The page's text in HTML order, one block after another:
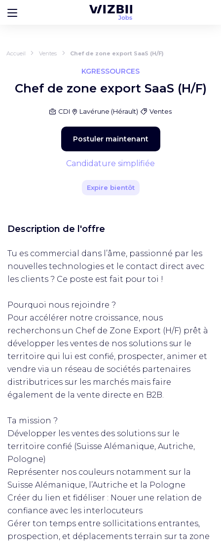
Accueil Ventes Chef de zone export SaaS (H/F)
KGRESSOURCES
Chef de zone export SaaS (H/F)
CDI Lavérune (Hérault) Ventes
Postuler maintenant
Candidature simplifiée
Expire bientôt
Description de l'offre
Tu es commercial dans l’âme, passionné par les
nouvelles technologies et le contact direct avec
les clients ? Ce poste est fait pour toi !
Pourquoi nous rejoindre ?
Pour accélérer notre croissance, nous
recherchons un Chef de Zone Export (H/F) prêt à
développer les ventes de nos solutions sur le
territoire qui lui est confié, prospecter, animer et
vendre via un réseau de sociétés partenaires
distributrices sur les marchés mais faire
également de la vente directe en B2B.
Ta mission ?
Développer les ventes des solutions sur le
territoire confié (Suisse Alémanique, Autriche,
Pologne)
Représenter nos couleurs notamment sur la
Suisse Alémanique, l’Autriche et la Pologne
Créer du lien et fidéliser : Nouer une relation de
confiance avec les interlocuteurs
Gérer ton temps entre sollicitations entrantes,
prospection, et déplacements terrain sur ta zone